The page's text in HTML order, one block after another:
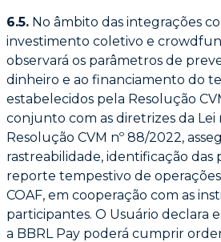
6.5. No âmbito das integrações
investimento coletivo e
observará os parâmetros de
dinheiro e ao financiamento do
estabelecidos pela Resolução
conjunto com as diretrizes da Lei
Resolução CVM nº 88/2022,
rastreabilidade, identificação das
reporte tempestivo de operações
COAF, em cooperação com as
participantes. O Usuário declara
a BBRL Pay poderá cumprir